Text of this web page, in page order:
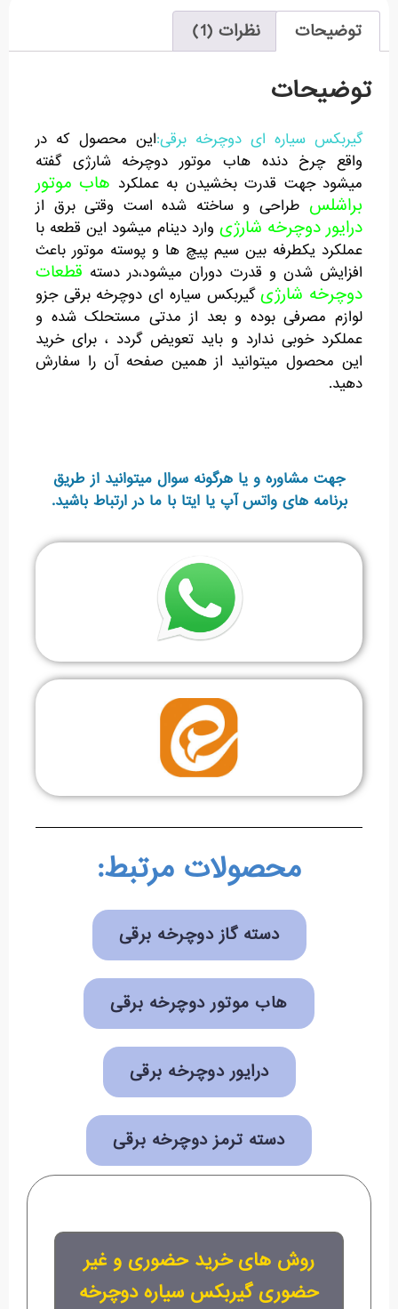
توضیحات نظرات (1)
توضیحات
گیربکس سیاره ای دوچرخه برقی:این محصول که در
واقع چرخ دنده هاب موتور دوچرخه شارژی گفته
میشود جهت قدرت بخشیدن به عملکرد هاب موتور
براشلس طراحی و ساخته شده است وقتی برق از
درایور دوچرخه شارژی وارد دینام میشود این قطعه با
عملکرد یکطرفه بین سیم پیچ ها و پوسته موتور باعث
افزایش شدن و قدرت دوران میشود،در دسته قطعات
دوچرخه شارژیگیربکس سیاره ای دوچرخه برقی جزو
لوازم مصرفی بوده و بعد از مدتی مستحلک شده و
عملکرد خوبی ندارد و باید تعویض گردد ، برای خرید
این محصول میتوانید از همین صفحه آن را سفارش
دهید.
جهت مشاوره و یا هرگونه سوال میتوانید از طریق
برنامه های واتس آپ یا ایتا با ما در ارتباط باشید.
محصولات مرتبط:
دسته گاز دوچرخه برقی
هاب موتور دوچرخه برقی
درایور دوچرخه برقی
دسته ترمز دوچرخه برقی
روش های خرید حضوری و غیر
حضوری گیربکس سیاره دوچرخه